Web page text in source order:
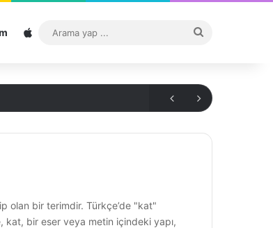
Sitemap
...
olan bir terimdir. Türkçe’de "kat"
kat, bir eser veya metin içindeki yapı,